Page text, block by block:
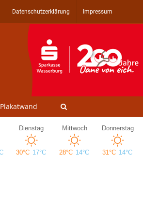
Datenschutzerklärung Impressum
Plakatwand